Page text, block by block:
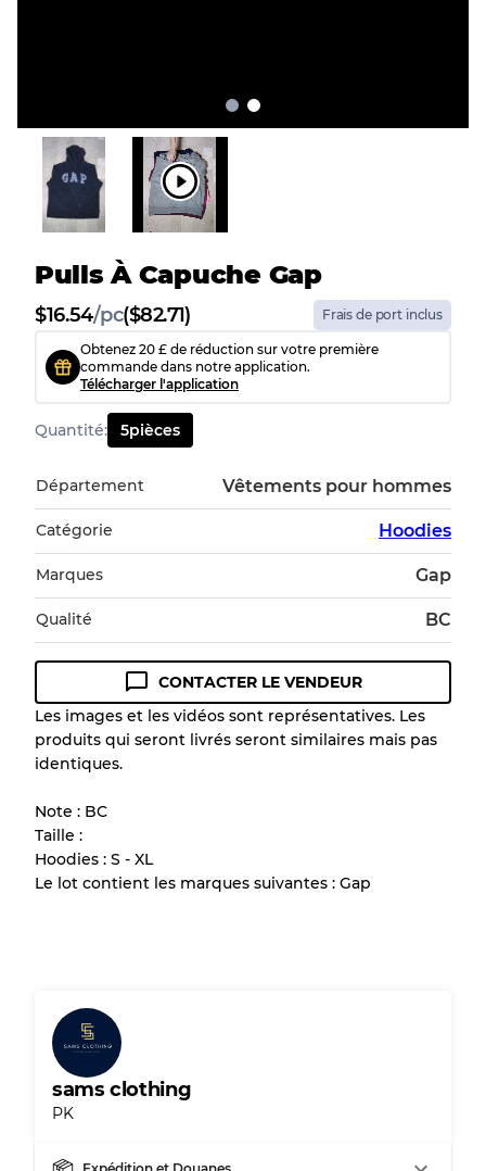
Pulls À Capuche Gap
$16.54/pc($82.71) Frais de port inclus
Obtenez 20 £ de réduction sur votre première
commande dans notre application.
Télécharger l'application
Quantité: 5pièces
Département Vêtements pour hommes
Catégorie Hoodies
Marques Gap
Qualité BC
CONTACTER LE VENDEUR
Les images et les vidéos sont représentatives. Les
produits qui seront livrés seront similaires mais pas
identiques.
Note : BC
Taille :
Hoodies : S - XL
Le lot contient les marques suivantes : Gap
sams clothing
PK